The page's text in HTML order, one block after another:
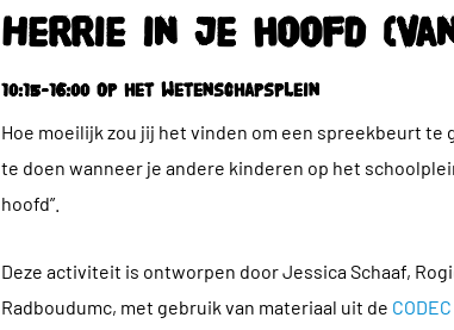
Herrie in je hoofd
10:15-16:00 op het Wetenschapsplein
Hoe moeilijk zou jij het vinden om een spreekbeurt
te doen wanneer je andere kinderen op het
hoofd”.
Deze activiteit is ontworpen door Jessica Schaaf,
Radboudumc, met gebruik van materiaal uit de